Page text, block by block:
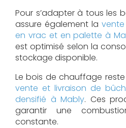
Pour s’adapter à tous les
assure également la
en vrac et en palette à
est optimisé selon la
stockage disponible.
Le bois de chauffage
vente et livraison de
densifié à Mably. Ces
garantir une
constante.